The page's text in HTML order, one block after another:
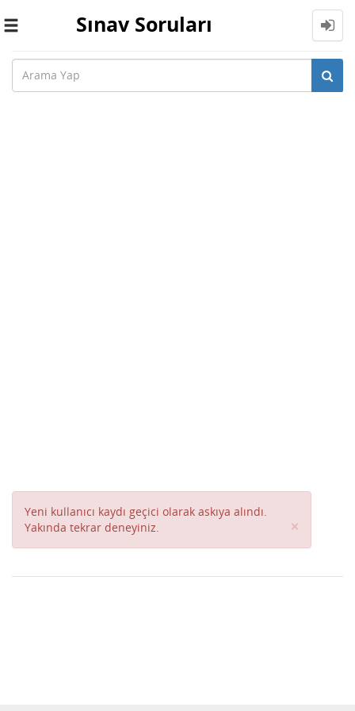
Toggle
Sınav Soruları
Yeni kullanıcı kaydı geçici olarak askıya alındı.
Yakında tekrar deneyiniz.
×